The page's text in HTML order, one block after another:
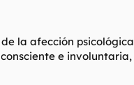
la afección
e